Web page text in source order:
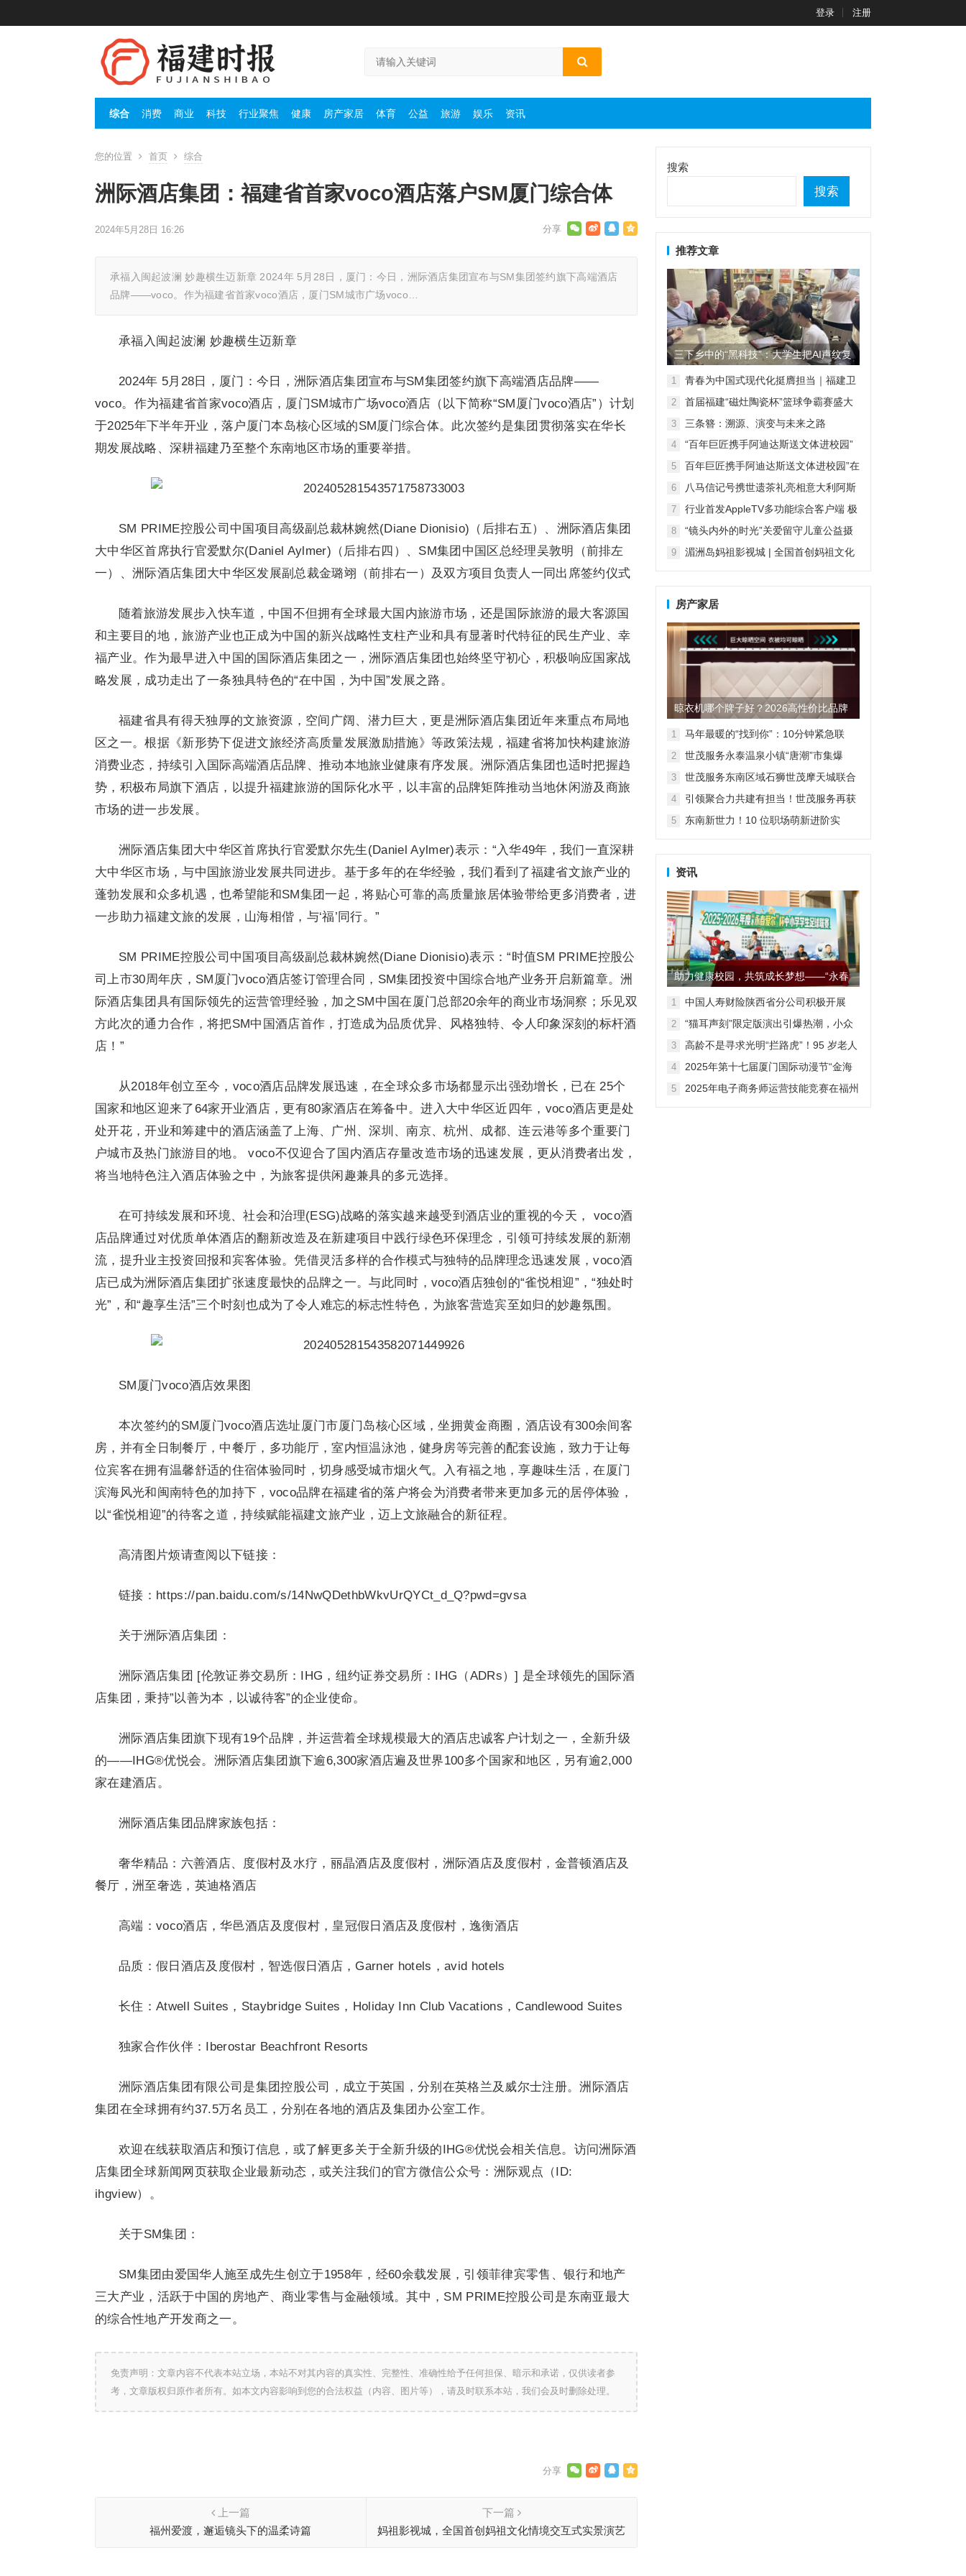
登录 注册
综合 消费 商业 科技 行业聚焦 健康 房产家居 体育 公益 旅游 娱乐 资讯
您的位置 首页 综合
洲际酒店集团：福建省首家voco酒店落户SM厦门综合体
2024年5月28日 16:26
承福入闽起波澜 妙趣横生迈新章 2024年 5月28日，厦门：今日，洲际酒店集团宣布与SM集团签约旗下高端酒店
品牌——voco。作为福建省首家voco酒店，厦门SM城市广场voco…
承福入闽起波澜 妙趣横生迈新章
2024年 5月28日，厦门：今日，洲际酒店集团宣布与SM集团签约旗下高端酒店品牌——
voco。作为福建省首家voco酒店，厦门SM城市广场voco酒店（以下简称“SM厦门voco酒店”）计划
于2025年下半年开业，落户厦门本岛核心区域的SM厦门综合体。此次签约是集团贯彻落实在华长
期发展战略、深耕福建乃至整个东南地区市场的重要举措。
SM PRIME控股公司中国项目高级副总裁林婉然(Diane Dionisio)（后排右五）、洲际酒店集团
大中华区首席执行官爱默尔(Daniel Aylmer)（后排右四）、SM集团中国区总经理吴敦明（前排左
一）、洲际酒店集团大中华区发展副总裁金璐翊（前排右一）及双方项目负责人一同出席签约仪式
随着旅游发展步入快车道，中国不但拥有全球最大国内旅游市场，还是国际旅游的最大客源国
和主要目的地，旅游产业也正成为中国的新兴战略性支柱产业和具有显著时代特征的民生产业、幸
福产业。作为最早进入中国的国际酒店集团之一，洲际酒店集团也始终坚守初心，积极响应国家战
略发展，成功走出了一条独具特色的“在中国，为中国”发展之路。
福建省具有得天独厚的文旅资源，空间广阔、潜力巨大，更是洲际酒店集团近年来重点布局地
区之一。根据《新形势下促进文旅经济高质量发展激励措施》等政策法规，福建省将加快构建旅游
消费业态，持续引入国际高端酒店品牌、推动本地旅业健康有序发展。洲际酒店集团也适时把握趋
势，积极布局旗下酒店，以提升福建旅游的国际化水平，以丰富的品牌矩阵推动当地休闲游及商旅
市场的进一步发展。
洲际酒店集团大中华区首席执行官爱默尔先生(Daniel Aylmer)表示：“入华49年，我们一直深耕
大中华区市场，与中国旅游业发展共同进步。基于多年的在华经验，我们看到了福建省文旅产业的
蓬勃发展和众多机遇，也希望能和SM集团一起，将贴心可靠的高质量旅居体验带给更多消费者，进
一步助力福建文旅的发展，山海相偕，与‘福’同行。”
SM PRIME控股公司中国项目高级副总裁林婉然(Diane Dionisio)表示：“时值SM PRIME控股公
司上市30周年庆，SM厦门voco酒店签订管理合同，SM集团投资中国综合地产业务开启新篇章。洲
际酒店集团具有国际领先的运营管理经验，加之SM中国在厦门总部20余年的商业市场洞察；乐见双
方此次的通力合作，将把SM中国酒店首作，打造成为品质优异、风格独特、令人印象深刻的标杆酒
店！”
从2018年创立至今，voco酒店品牌发展迅速，在全球众多市场都显示出强劲增长，已在 25个
国家和地区迎来了64家开业酒店，更有80家酒店在筹备中。进入大中华区近四年，voco酒店更是处
处开花，开业和筹建中的酒店涵盖了上海、广州、深圳、南京、杭州、成都、连云港等多个重要门
户城市及热门旅游目的地。 voco不仅迎合了国内酒店存量改造市场的迅速发展，更从消费者出发，
将当地特色注入酒店体验之中，为旅客提供闲趣兼具的多元选择。
在可持续发展和环境、社会和治理(ESG)战略的落实越来越受到酒店业的重视的今天， voco酒
店品牌通过对优质单体酒店的翻新改造及在新建项目中践行绿色环保理念，引领可持续发展的新潮
流，提升业主投资回报和宾客体验。凭借灵活多样的合作模式与独特的品牌理念迅速发展，voco酒
店已成为洲际酒店集团扩张速度最快的品牌之一。与此同时，voco酒店独创的“雀悦相迎”，“独处时
光”，和“趣享生活”三个时刻也成为了令人难忘的标志性特色，为旅客营造宾至如归的妙趣氛围。
SM厦门voco酒店效果图
本次签约的SM厦门voco酒店选址厦门市厦门岛核心区域，坐拥黄金商圈，酒店设有300余间客
房，并有全日制餐厅，中餐厅，多功能厅，室内恒温泳池，健身房等完善的配套设施，致力于让每
位宾客在拥有温馨舒适的住宿体验同时，切身感受城市烟火气。入有福之地，享趣味生活，在厦门
滨海风光和闽南特色的加持下，voco品牌在福建省的落户将会为消费者带来更加多元的居停体验，
以“雀悦相迎”的待客之道，持续赋能福建文旅产业，迈上文旅融合的新征程。
高清图片烦请查阅以下链接：
链接：https://pan.baidu.com/s/14NwQDethbWkvUrQYCt_d_Q?pwd=gvsa
关于洲际酒店集团：
洲际酒店集团 [伦敦证券交易所：IHG，纽约证券交易所：IHG（ADRs）] 是全球领先的国际酒
店集团，秉持”以善为本，以诚待客”的企业使命。
洲际酒店集团旗下现有19个品牌，并运营着全球规模最大的酒店忠诚客户计划之一，全新升级
的——IHG®优悦会。洲际酒店集团旗下逾6,300家酒店遍及世界100多个国家和地区，另有逾2,000
家在建酒店。
洲际酒店集团品牌家族包括：
奢华精品：六善酒店、度假村及水疗，丽晶酒店及度假村，洲际酒店及度假村，金普顿酒店及
餐厅，洲至奢选，英迪格酒店
高端：voco酒店，华邑酒店及度假村，皇冠假日酒店及度假村，逸衡酒店
品质：假日酒店及度假村，智选假日酒店，Garner hotels，avid hotels
长住：Atwell Suites，Staybridge Suites，Holiday Inn Club Vacations，Candlewood Suites
独家合作伙伴：Iberostar Beachfront Resorts
洲际酒店集团有限公司是集团控股公司，成立于英国，分别在英格兰及威尔士注册。洲际酒店
集团在全球拥有约37.5万名员工，分别在各地的酒店及集团办公室工作。
欢迎在线获取酒店和预订信息，或了解更多关于全新升级的IHG®优悦会相关信息。访问洲际酒
店集团全球新闻网页获取企业最新动态，或关注我们的官方微信公众号：洲际观点（ID:
ihgview）。
关于SM集团：
SM集团由爱国华人施至成先生创立于1958年，经60余载发展，引领菲律宾零售、银行和地产
三大产业，活跃于中国的房地产、商业零售与金融领域。其中，SM PRIME控股公司是东南亚最大
的综合性地产开发商之一。
免责声明：文章内容不代表本站立场，本站不对其内容的真实性、完整性、准确性给予任何担保、暗示和承诺，仅供读者参
考，文章版权归原作者所有。如本文内容影响到您的合法权益（内容、图片等），请及时联系本站，我们会及时删除处理。
上一篇
福州爱渡，邂逅镜头下的温柔诗篇
下一篇
妈祖影视城，全国首创妈祖文化情境交互式实景演艺
搜索
搜索
推荐文章
三下乡中的“黑科技”：大学生把AI声纹复
刻装进语音盒子，让留...
1
青春为中国式现代化挺膺担当｜福建卫
愿服务队与云霄乌山共绘青春画卷
2
首届福建“磁灶陶瓷杯”篮球争霸赛盛大
3 三条簪：溯源、演变与未来之路
4
“百年巨匠携手阿迪达斯送文体进校园”
5
百年巨匠携手阿迪达斯送文体进校园”在
6
八马信记号携世遗茶礼亮相意大利阿斯
7
行业首发AppleTV多功能综合客户端 极
8
“镜头内外的时光”关爱留守儿童公益摄
9
湄洲岛妈祖影视城 | 全国首创妈祖文化
房产家居
晾衣机哪个牌子好？2026高性价比品牌
测评与选购指南
1
马年最暖的“找到你”：10分钟紧急联
2
世茂服务永泰温泉小镇“唐潮”市集爆
3
世茂服务东南区域石狮世茂摩天城联合
4
引领聚合力共建有担当！世茂服务再获
5
东南新世力！10 位职场萌新进阶实
资讯
助力健康校园，共筑成长梦想——“永春
爱尔杯”小学足球联赛圆满...
1
中国人寿财险陕西省分公司积极开展
2
“猫耳声刻”限定版演出引爆热潮，小众
3
高龄不是寻求光明“拦路虎”！95 岁老人
4
2025年第十七届厦门国际动漫节“金海
5
2025年电子商务师运营技能竞赛在福州